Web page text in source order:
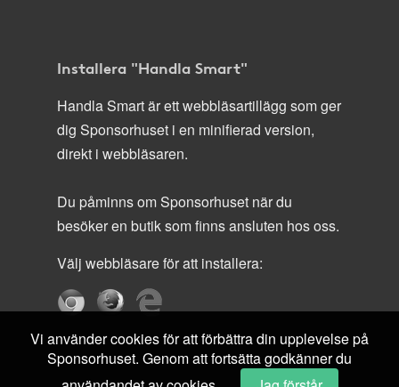
Installera "Handla Smart"
Handla Smart är ett webbläsartillägg som ger
dig Sponsorhuset i en minifierad version,
direkt i webbläsaren.
Du påminns om Sponsorhuset när du
besöker en butik som finns ansluten hos oss.
Välj webbläsare för att installera:
Vi använder cookies för att förbättra din upplevelse på
Sponsorhuset. Genom att fortsätta godkänner du